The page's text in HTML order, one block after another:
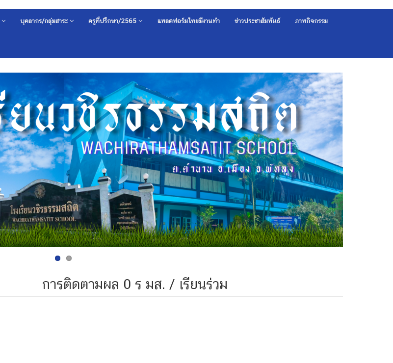
บุคลากร/กลุ่มสาระ ครูที่ปรึกษา/2565 แพลตฟอร์มไทยมีงานทำ ข่าวประชาสัมพันธ์ ภาพกิจกรรม
การติดตามผล 0 ร มส. / เรียนร่วม